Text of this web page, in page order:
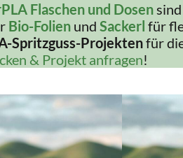
Flaschen und Dosensind
Bio-Folien und Sackerl für
Spritzguss-Projektenfür
& Projekt anfragen!